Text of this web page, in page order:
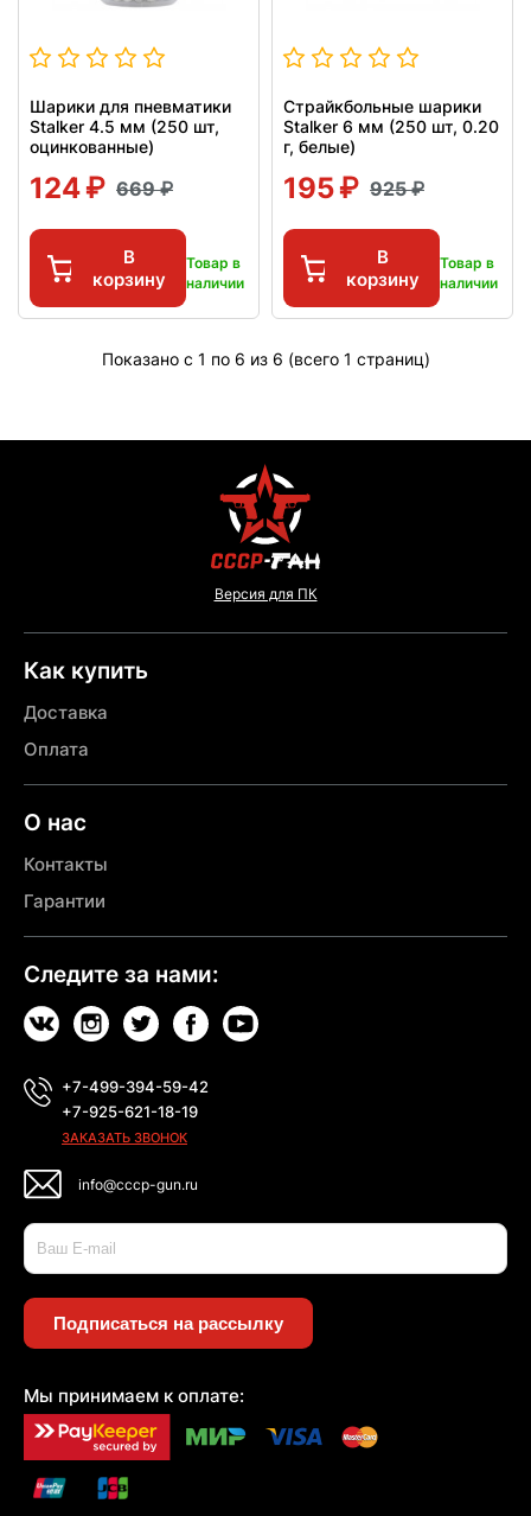
Шарики для пневматики
Stalker 4.5 мм (250 шт,
оцинкованные)
124 669
В
корзину
Товар в
наличии
Страйкбольные шарики
Stalker 6 мм (250 шт, 0.20
г, белые)
195 925
В
корзину
Товар в
наличии
Показано с 1 по 6 из 6 (всего 1 страниц)
Версия для ПК
Как купить
Доставка
Оплата
О нас
Контакты
Гарантии
Следите за нами:
+7-499-394-59-42
+7-925-621-18-19
ЗАКАЗАТЬ ЗВОНОК
info@cccp-gun.ru
Подписаться на рассылку
Мы принимаем к оплате: